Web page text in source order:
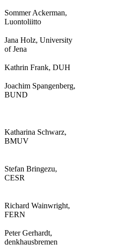
Sommer Ackerman,
Luontoliitto
Jana Holz, University
of Jena
Kathrin Frank, DUH
Joachim Spangenberg,
BUND
Katharina Schwarz,
BMUV
Stefan Bringezu,
CESR
Richard Wainwright,
FERN
Peter Gerhardt,
denkhausbremen